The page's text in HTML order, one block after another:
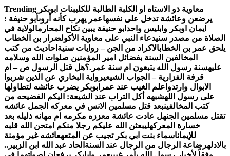
Skip
to
content
Trending معاوية ذو الاستاه او الكلبة الطالبة للكلببنات ابوبكر
يرضعن وعائشة تدخل على نفسهاعمر يهرب كأنه أروىأبو ‏حنيفة ‏:
‏ايمان ‏اوبكر ‏وابليس ‏واحد ابو حنيفة يبين نكاح المحارمالولاية في
الصلاة من مصدر سنيدعاء النبي على معاوية الأكولضرار بن الخطاب
يلحق عمر بن الخطابالاكراد من الجن – روايات سنية احاديث من كتب
المخالفين السنة بفضائل امير المؤمنين صلوات الله وسلامه
عليهسنة رسول الله يتبعون ام سنة عمر.؟هل قتل الرسول ص – ام
قرفة الفزارية – الجواب الشيعيرواية البخاري عن الذين شربوا
الابوال وارتدوا علم الغيب عند عمر ابوبكر يضرب عائشه لتطاولها
على رسول اللهشبهه أكل التراب عند الشيعة: اليكم الفضيحه من
كتب المخالفينبعد قتل مسلمين الانس في معركه الجمل عائشه
تقتل مسلمين الجنهل عادت عائشة معززه مكرمه ام مهانه ذليله بعد
خسارة المعركهليبعثن الله عليكم رجلا منكم امتحن الله قلبه
للإيماناسماء بنت ابي بكر تجيب عن المتعهعائشه غير مؤمنة
بالادلهرضاعة الرجال من الرجال عند السنة الحاد عبد الله ابن الزبير..